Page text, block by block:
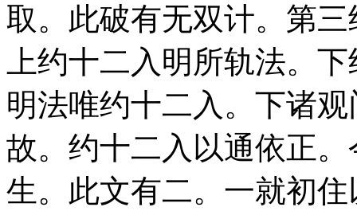
取。此破有无双计。第
上约十二入明所轨法。
明法唯约十二入。下诸
故。约十二入以通依正
生。此文有二。一就初